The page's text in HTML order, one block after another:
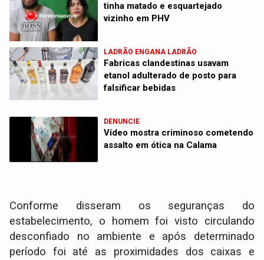
tinha matado e esquartejado
vizinho em PHV
LADRÃO ENGANA LADRÃO
Fabricas clandestinas usavam
etanol adulterado de posto para
falsificar bebidas
DENUNCIE
Vídeo mostra criminoso cometendo
assalto em ótica na Calama
Conforme disseram os seguranças do
estabelecimento, o homem foi visto circulando
desconfiado no ambiente e após determinado
período foi até as proximidades dos caixas e